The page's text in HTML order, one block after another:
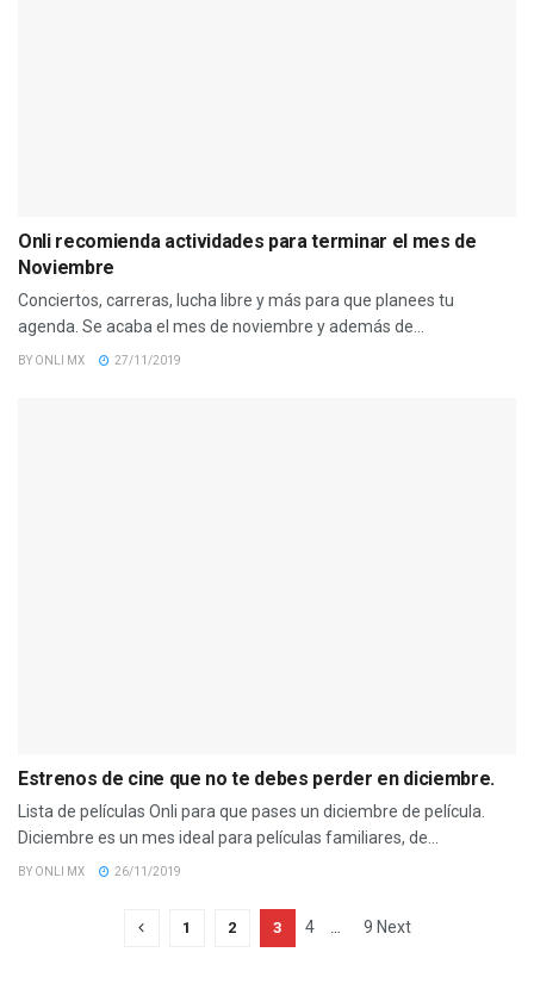
Onli recomienda actividades para terminar el mes de
Noviembre
Conciertos, carreras, lucha libre y más para que planees tu
agenda. Se acaba el mes de noviembre y además de...
BY ONLI MX 27/11/2019
Estrenos de cine que no te debes perder en diciembre.
Lista de películas Onli para que pases un diciembre de película.
Diciembre es un mes ideal para películas familiares, de...
BY ONLI MX 26/11/2019
1 2 3 4 … 9 Next